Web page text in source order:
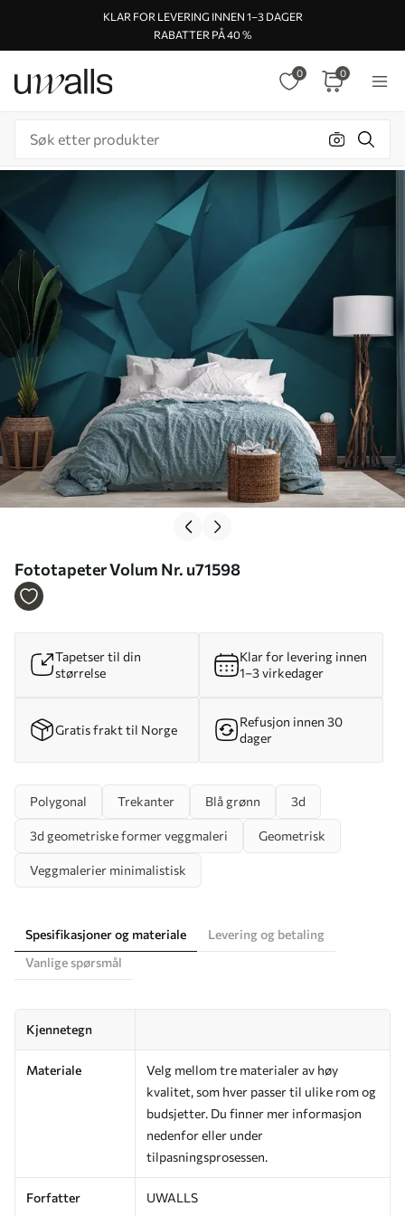
KLAR FOR LEVERING INNEN 1–3 DAGER
RABATTER PÅ 40 %
0 0
Fototapeter Volum Nr. u71598
Tapetser til din
størrelse
Klar for levering innen
1–3 virkedager
Gratis frakt til Norge
Refusjon innen 30
dager
Polygonal Trekanter Blå grønn 3d
3d geometriske former veggmaleri Geometrisk
Veggmalerier minimalistisk
Spesifikasjoner og materiale
Levering og betaling
Vanlige spørsmål
Kjennetegn
Materiale
Velg mellom tre materialer av høy
kvalitet, som hver passer til ulike rom og
budsjetter. Du finner mer informasjon
nedenfor eller under
tilpasningsprosessen.
Forfatter UWALLS